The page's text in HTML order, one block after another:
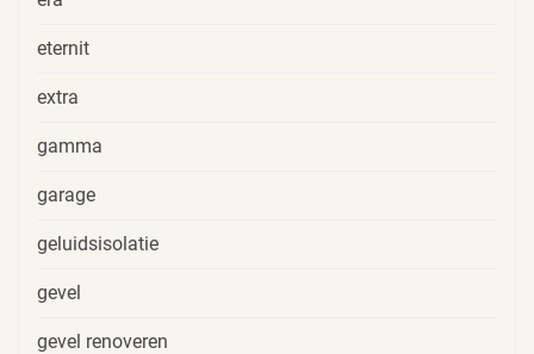
eternit
extra
gamma
garage
geluidsisolatie
gevel
gevel renoveren